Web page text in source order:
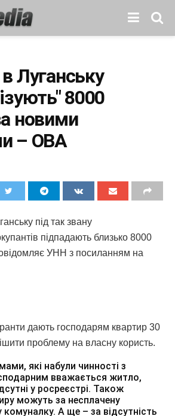
Луганську
8000
новими
– ОВА
під так звану
підпадають близько 8000
УНН з посиланням на
дають господарям квартир 30
проблему на власну користь.
які набули чинності з
вважається житло,
у росреєстрі. Також
можуть за несплачену
А ще – за відсутність